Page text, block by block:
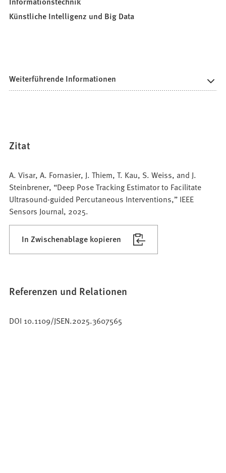
Künstliche Intelligenz und Big Data
Weiterführende Informationen
Zitat
A. Visar, A. Fornasier, J. Thiem, T. Kau, S. Weiss, and J.
Steinbrener, “Deep Pose Tracking Estimator to Facilitate
Ultrasound-guided Percutaneous Interventions,” IEEE
Sensors Journal, 2025.
In Zwischenablage kopieren
Referenzen und Relationen
DOI 10.1109/JSEN.2025.3607565